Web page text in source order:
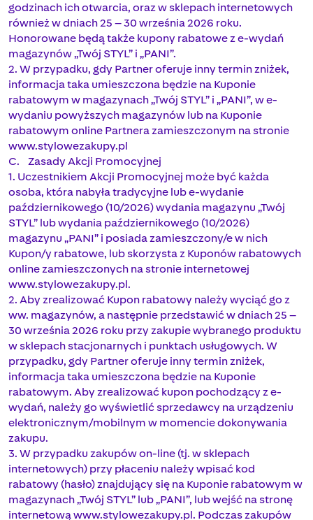
godzinach ich otwarcia, oraz w sklepach internetowych
również w dniach 25 – 30 września 2026 roku.
Honorowane będą także kupony rabatowe z e-wydań
magazynów „Twój STYL” i „PANI”.
2. W przypadku, gdy Partner oferuje inny termin zniżek,
informacja taka umieszczona będzie na Kuponie
rabatowym w magazynach „Twój STYL” i „PANI”, w e-
wydaniu powyższych magazynów lub na Kuponie
rabatowym online Partnera zamieszczonym na stronie
www.stylowezakupy.pl
C. Zasady Akcji Promocyjnej
1. Uczestnikiem Akcji Promocyjnej może być każda
osoba, która nabyła tradycyjne lub e-wydanie
październikowego (10/2026) wydania magazynu „Twój
STYL” lub wydania październikowego (10/2026)
magazynu „PANI” i posiada zamieszczony/e w nich
Kupon/y rabatowe, lub skorzysta z Kuponów rabatowych
online zamieszczonych na stronie internetowej
www.stylowezakupy.pl.
2. Aby zrealizować Kupon rabatowy należy wyciąć go z
ww. magazynów, a następnie przedstawić w dniach 25 –
30 września 2026 roku przy zakupie wybranego produktu
w sklepach stacjonarnych i punktach usługowych. W
przypadku, gdy Partner oferuje inny termin zniżek,
informacja taka umieszczona będzie na Kuponie
rabatowym. Aby zrealizować kupon pochodzący z e-
wydań, należy go wyświetlić sprzedawcy na urządzeniu
elektronicznym/mobilnym w momencie dokonywania
zakupu.
3. W przypadku zakupów on-line (tj. w sklepach
internetowych) przy płaceniu należy wpisać kod
rabatowy (hasło) znajdujący się na Kuponie rabatowym w
magazynach „Twój STYL” lub „PANI”, lub wejść na stronę
internetową www.stylowezakupy.pl. Podczas zakupów